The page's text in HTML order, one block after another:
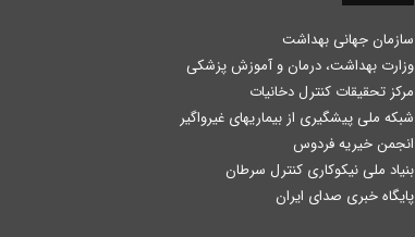
سازمان جهانی بهداشت
وزارت بهداشت، درمان و آموزش پزشكی
مرکز تحقیقات کنترل دخانیات
شبکه ملی پیشگیری از بیماریهای غیرواگیر
انجمن خیریه فردوس
بنیاد ملی نیکوکاری کنترل سرطان
پایگاه خبری صدای ایران